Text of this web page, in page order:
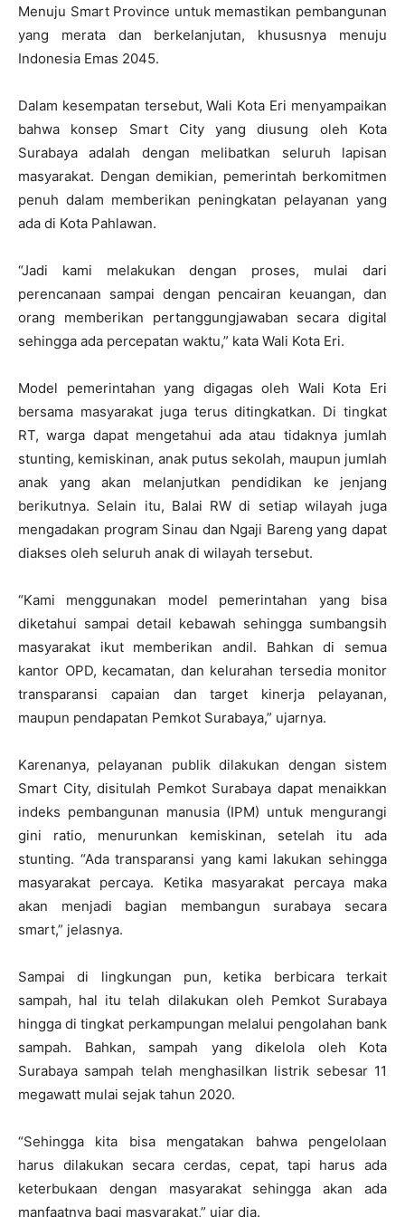
Menuju Smart Province untuk memastikan pembangunan
yang merata dan berkelanjutan, khususnya menuju
Indonesia Emas 2045.
Dalam kesempatan tersebut, Wali Kota Eri menyampaikan
bahwa konsep Smart City yang diusung oleh Kota
Surabaya adalah dengan melibatkan seluruh lapisan
masyarakat. Dengan demikian, pemerintah berkomitmen
penuh dalam memberikan peningkatan pelayanan yang
ada di Kota Pahlawan.
“Jadi kami melakukan dengan proses, mulai dari
perencanaan sampai dengan pencairan keuangan, dan
orang memberikan pertanggungjawaban secara digital
sehingga ada percepatan waktu,” kata Wali Kota Eri.
Model pemerintahan yang digagas oleh Wali Kota Eri
bersama masyarakat juga terus ditingkatkan. Di tingkat
RT, warga dapat mengetahui ada atau tidaknya jumlah
stunting, kemiskinan, anak putus sekolah, maupun jumlah
anak yang akan melanjutkan pendidikan ke jenjang
berikutnya. Selain itu, Balai RW di setiap wilayah juga
mengadakan program Sinau dan Ngaji Bareng yang dapat
diakses oleh seluruh anak di wilayah tersebut.
“Kami menggunakan model pemerintahan yang bisa
diketahui sampai detail kebawah sehingga sumbangsih
masyarakat ikut memberikan andil. Bahkan di semua
kantor OPD, kecamatan, dan kelurahan tersedia monitor
transparansi capaian dan target kinerja pelayanan,
maupun pendapatan Pemkot Surabaya,” ujarnya.
Karenanya, pelayanan publik dilakukan dengan sistem
Smart City, disitulah Pemkot Surabaya dapat menaikkan
indeks pembangunan manusia (IPM) untuk mengurangi
gini ratio, menurunkan kemiskinan, setelah itu ada
stunting. “Ada transparansi yang kami lakukan sehingga
masyarakat percaya. Ketika masyarakat percaya maka
akan menjadi bagian membangun surabaya secara
smart,” jelasnya.
Sampai di lingkungan pun, ketika berbicara terkait
sampah, hal itu telah dilakukan oleh Pemkot Surabaya
hingga di tingkat perkampungan melalui pengolahan bank
sampah. Bahkan, sampah yang dikelola oleh Kota
Surabaya sampah telah menghasilkan listrik sebesar 11
megawatt mulai sejak tahun 2020.
“Sehingga kita bisa mengatakan bahwa pengelolaan
harus dilakukan secara cerdas, cepat, tapi harus ada
keterbukaan dengan masyarakat sehingga akan ada
manfaatnya bagi masyarakat,” ujar dia.